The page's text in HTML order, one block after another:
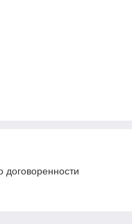
договоренности